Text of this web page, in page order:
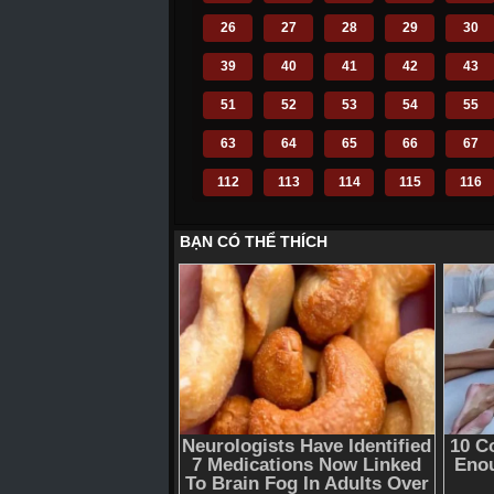
26 27 28 29 30
39 40 41 42 43
51 52 53 54 55
63 64 65 66 67
112 113 114 115 116
148 149 150 151 152
160 161 162 163
172 173 174 175 176
184 185 186 187 188
196 197 198 199 200
210 211 212 214